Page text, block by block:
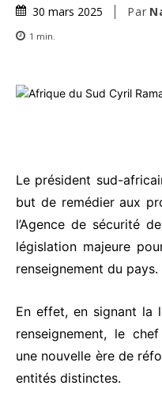
30 mars 2025 Par
1 min.
Le président sud-
but de remédier aux
l’Agence de sécurité
législation majeure
renseignement du pays.
En effet, en signant la
renseignement, le
une nouvelle ère de
entités distinctes.